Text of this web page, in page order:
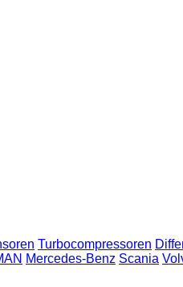
Turbocompressoren
Mercedes-Benz Scania